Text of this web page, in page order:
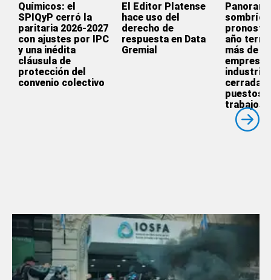
Químicos: el
SPIQyP cerró la
paritaria 2026-2027
con ajustes por IPC
y una inédita
cláusula de
protección del
convenio colectivo
El Editor Platense
hace uso del
derecho de
respuesta en Data
Gremial
sombrío:
año
más de
empresas
cerradas
puestos
trabajos